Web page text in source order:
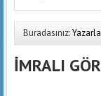
Buradasınız:
İMRALI